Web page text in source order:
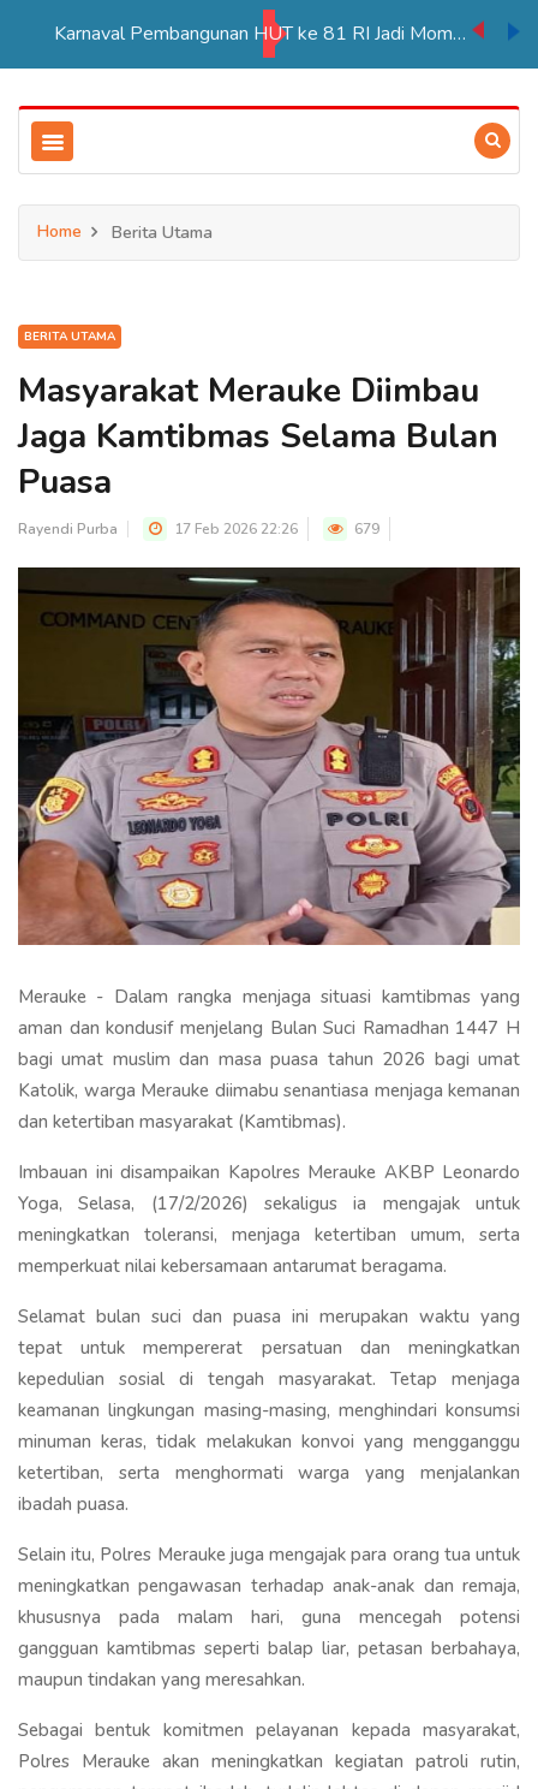
Karnaval Pembangunan HUT ke 81 RI Jadi Momentum Perkuat Persatuan di Merauke
Home Berita Utama
BERITA UTAMA
Masyarakat Merauke Diimbau
Jaga Kamtibmas Selama Bulan
Puasa
Rayendi Purba 17 Feb 2026 22:26 679
Merauke - Dalam rangka menjaga situasi kamtibmas yang
aman dan kondusif menjelang Bulan Suci Ramadhan 1447 H
bagi umat muslim dan masa puasa tahun 2026 bagi umat
Katolik, warga Merauke diimabu senantiasa menjaga kemanan
dan ketertiban masyarakat (Kamtibmas).
Imbauan ini disampaikan Kapolres Merauke AKBP Leonardo
Yoga, Selasa, (17/2/2026) sekaligus ia mengajak untuk
meningkatkan toleransi, menjaga ketertiban umum, serta
memperkuat nilai kebersamaan antarumat beragama.
Selamat bulan suci dan puasa ini merupakan waktu yang
tepat untuk mempererat persatuan dan meningkatkan
kepedulian sosial di tengah masyarakat. Tetap menjaga
keamanan lingkungan masing-masing, menghindari konsumsi
minuman keras, tidak melakukan konvoi yang mengganggu
ketertiban, serta menghormati warga yang menjalankan
ibadah puasa.
Selain itu, Polres Merauke juga mengajak para orang tua untuk
meningkatkan pengawasan terhadap anak-anak dan remaja,
khususnya pada malam hari, guna mencegah potensi
gangguan kamtibmas seperti balap liar, petasan berbahaya,
maupun tindakan yang meresahkan.
Sebagai bentuk komitmen pelayanan kepada masyarakat,
Polres Merauke akan meningkatkan kegiatan patroli rutin,